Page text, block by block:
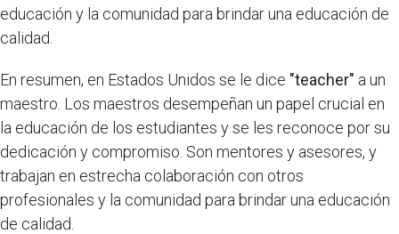
educación y la comunidad para brindar una educación de
calidad.
En resumen, en Estados Unidos se le dice "teacher" a un
maestro. Los maestros desempeñan un papel crucial en
la educación de los estudiantes y se les reconoce por su
dedicación y compromiso. Son mentores y asesores, y
trabajan en estrecha colaboración con otros
profesionales y la comunidad para brindar una educación
de calidad.